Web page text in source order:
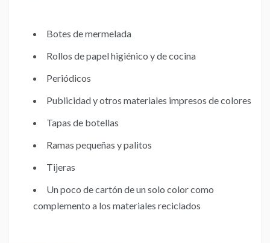
Botes de mermelada
Rollos de papel higiénico y de cocina
Periódicos
Publicidad y otros materiales impresos de colores
Tapas de botellas
Ramas pequeñas y palitos
Tijeras
Un poco de cartón de un solo color como
complemento a los materiales reciclados